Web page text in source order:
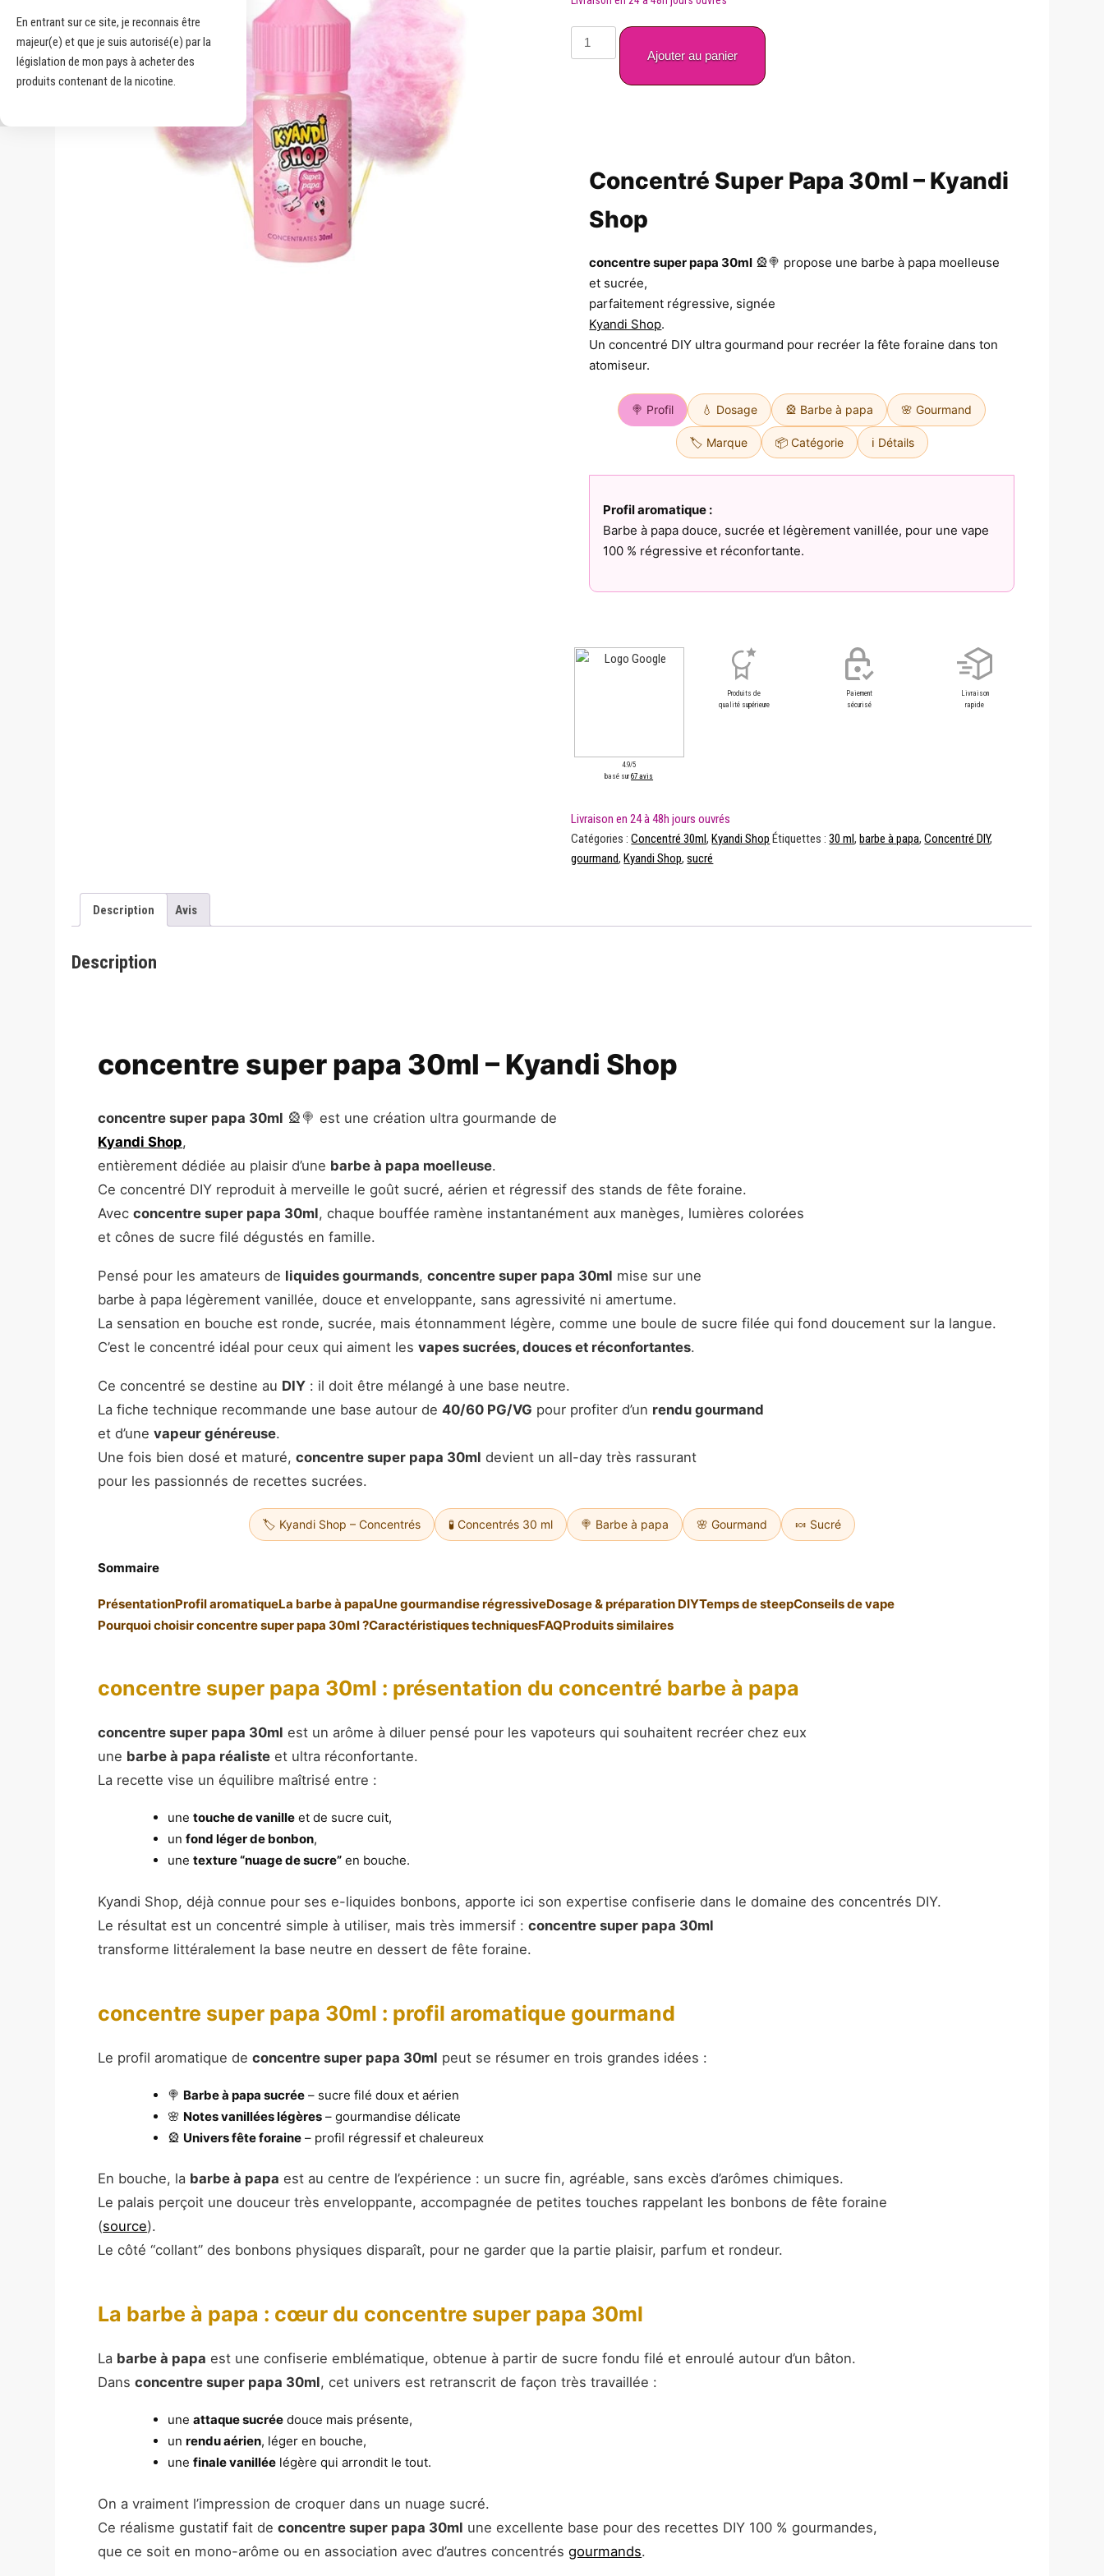
En entrant sur ce site, je reconnais être
majeur(e) et que je suis autorisé(e) par la
législation de mon pays à acheter des
produits contenant de la nicotine.
Concentré Super Papa 30ml – Kyandi
Shop
concentre super papa 30ml 🎡🍭 propose une barbe à papa moelleuse
et sucrée,
parfaitement régressive, signée
Kyandi Shop.
Un concentré DIY ultra gourmand pour recréer la fête foraine dans ton
atomiseur.
🍭 Profil 💧 Dosage 🎡 Barbe à papa 🌸 Gourmand
🏷️ Marque 📦 Catégorie ℹ️ Détails
Profil aromatique :
Barbe à papa douce, sucrée et légèrement vanillée, pour une vape
100 % régressive et réconfortante.
4.9/5
basé sur67 avis
Produits de
qualité supérieure
Paiement
sécurisé
Livraison
rapide
quantité
de
Concentré
Kyandi
Shop
Ajouter au panier
Catégories :Concentré 30ml, Kyandi Shop Étiquettes :30 ml, barbe à papa,Concentré DIY,
gourmand, Kyandi Shop,sucré
Description Avis
Description
concentre super papa 30ml – Kyandi Shop
concentre super papa 30ml 🎡🍭 est une création ultra gourmande de
Kyandi Shop,
entièrement dédiée au plaisir d’une barbe à papa moelleuse.
Ce concentré DIY reproduit à merveille le goût sucré, aérien et régressif des stands de fête foraine.
Avecconcentre super papa 30ml, chaque bouffée ramène instantanément aux manèges, lumières colorées
et cônes de sucre filé dégustés en famille.
Pensé pour les amateurs de liquides gourmands,concentre super papa 30ml mise sur une
barbe à papa légèrement vanillée, douce et enveloppante, sans agressivité ni amertume.
La sensation en bouche est ronde, sucrée, mais étonnamment légère, comme une boule de sucre filée qui fond doucement sur la langue.
C’est le concentré idéal pour ceux qui aiment lesvapes sucrées, douces et réconfortantes.
Ce concentré se destine au DIY : il doit être mélangé à une base neutre.
La fiche technique recommande une base autour de40/60 PG/VG pour profiter d’un rendu gourmand
et d’unevapeur généreuse.
Une fois bien dosé et maturé,concentre super papa 30ml devient un all-day très rassurant
pour les passionnés de recettes sucrées.
🏷️ Kyandi Shop – Concentrés 🧪 Concentrés 30 ml 🍭 Barbe à papa 🌸 Gourmand 🍬 Sucré
Sommaire
PrésentationProfil aromatiqueLa barbe à papaUne gourmandise régressiveDosage & préparation DIYTemps de steepConseils de vape
Pourquoi choisir concentre super papa 30ml ?Caractéristiques techniquesFAQProduits similaires
concentre super papa 30ml : présentation du concentré barbe à papa
concentre super papa 30ml est un arôme à diluer pensé pour les vapoteurs qui souhaitent recréer chez eux
une barbe à papa réaliste et ultra réconfortante.
La recette vise un équilibre maîtrisé entre :
unetouche de vanille et de sucre cuit,
unfond léger de bonbon,
unetexture “nuage de sucre” en bouche.
Kyandi Shop, déjà connue pour ses e-liquides bonbons, apporte ici son expertise confiserie dans le domaine des concentrés DIY.
Le résultat est un concentré simple à utiliser, mais très immersif :concentre super papa 30ml
transforme littéralement la base neutre en dessert de fête foraine.
concentre super papa 30ml : profil aromatique gourmand
Le profil aromatique deconcentre super papa 30ml peut se résumer en trois grandes idées :
🍭 Barbe à papa sucrée – sucre filé doux et aérien
🌸 Notes vanillées légères – gourmandise délicate
🎡 Univers fête foraine – profil régressif et chaleureux
En bouche, la barbe à papa est au centre de l’expérience : un sucre fin, agréable, sans excès d’arômes chimiques.
Le palais perçoit une douceur très enveloppante, accompagnée de petites touches rappelant les bonbons de fête foraine
(source).
Le côté “collant” des bonbons physiques disparaît, pour ne garder que la partie plaisir, parfum et rondeur.
La barbe à papa : cœur du concentre super papa 30ml
La barbe à papa est une confiserie emblématique, obtenue à partir de sucre fondu filé et enroulé autour d’un bâton.
Dansconcentre super papa 30ml, cet univers est retranscrit de façon très travaillée :
uneattaque sucrée douce mais présente,
unrendu aérien, léger en bouche,
unefinale vanillée légère qui arrondit le tout.
On a vraiment l’impression de croquer dans un nuage sucré.
Ce réalisme gustatif fait deconcentre super papa 30ml une excellente base pour des recettes DIY 100 % gourmandes,
que ce soit en mono-arôme ou en association avec d’autres concentrésgourmands.